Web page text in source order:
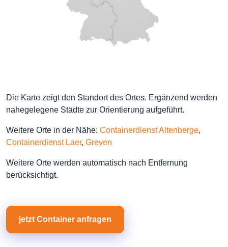
Die Karte zeigt den Standort des Ortes. Ergänzend werden
nahegelegene Städte zur Orientierung aufgeführt.
Weitere Orte in der Nähe: Containerdienst Altenberge,
Containerdienst Laer, Greven
Weitere Orte werden automatisch nach Entfernung
berücksichtigt.
jetzt Container anfragen